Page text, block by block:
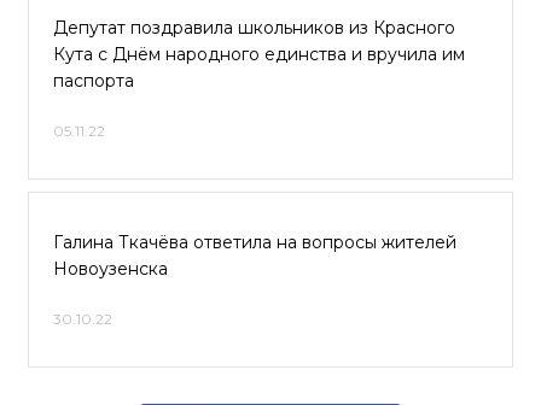
Депутат поздравила школьников из Красного
Кута с Днём народного единства и вручила им
паспорта
05.11.22
Галина Ткачёва ответила на вопросы жителей
Новоузенска
30.10.22